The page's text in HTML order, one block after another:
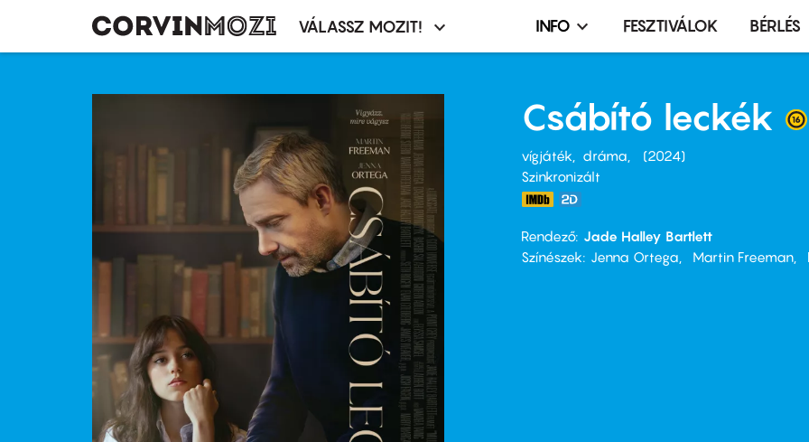
Moziválasztó
VÁLASSZ MOZIT!
Infó,
terembérlés
menü
INFO FESZTIVÁLOK BÉRLÉS
Csábító leckék
vígjáték dráma
2024
Szinkronizált
Rendező Jade Halley Bartlett
Színészek
Jenna Ortega Martin Freeman